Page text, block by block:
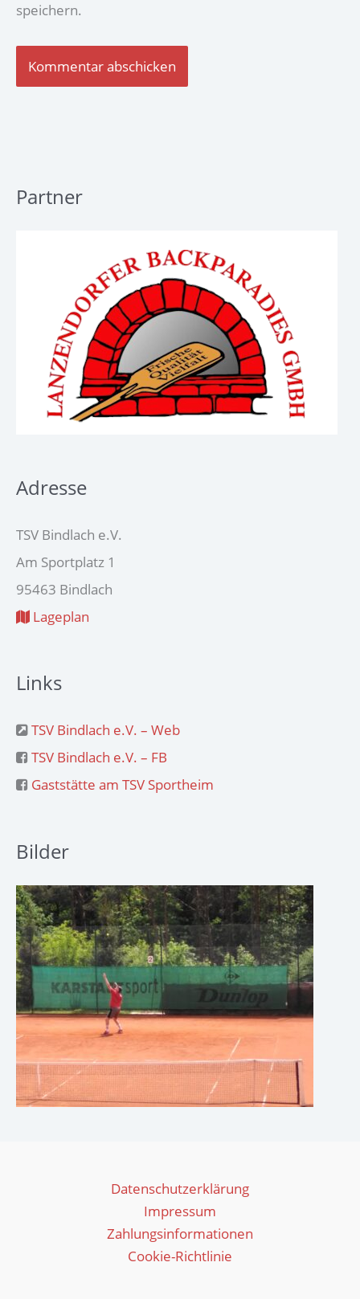
speichern.
Partner
Adresse
TSV Bindlach e.V.
Am Sportplatz 1
95463 Bindlach
Lageplan
Links
TSV Bindlach e.V. – Web
TSV Bindlach e.V. – FB
Gaststätte am TSV Sportheim
Bilder
Datenschutzerklärung
Impressum
Zahlungsinformationen
Cookie-Richtlinie